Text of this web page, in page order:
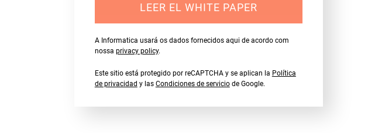
LEER EL WHITE PAPER
A Informatica usará os dados fornecidos aqui de acordo com
nossa privacy policy.
Este sitio está protegido por reCAPTCHA y se aplican la Política
de privacidad y las Condiciones de serviciode Google.